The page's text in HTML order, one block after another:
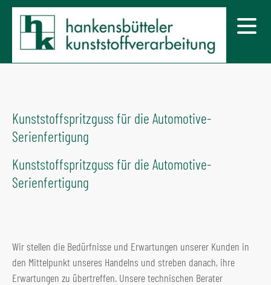
Kunststoffspritzguss für die Automotive-
Serienfertigung
Kunststoffspritzguss für die Automotive-
Serienfertigung
Wir stellen die Bedürfnisse und Erwartungen unserer Kunden in
den Mittelpunkt unseres Handelns und streben danach, ihre
Erwartungen zu übertreffen. Unsere technischen Berater